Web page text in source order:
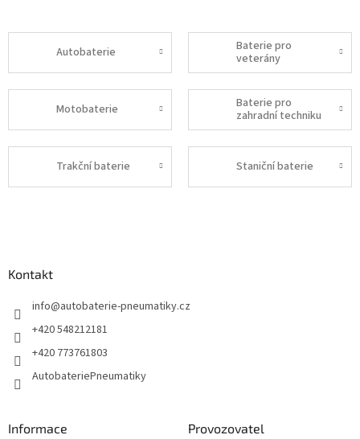
Autobaterie
Baterie pro
veterány
Motobaterie
Baterie pro
zahradní techniku
Trakční baterie Staniční baterie
Kontakt
info@autobaterie-pneumatiky.cz
+420 548212181
+420 773761803
AutobateriePneumatiky
Informace Provozovatel